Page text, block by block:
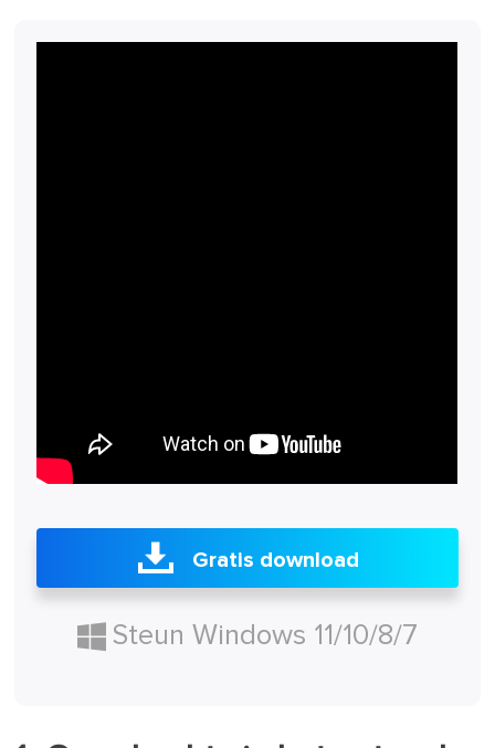
Gratis download
Steun Windows 11/10/8/7